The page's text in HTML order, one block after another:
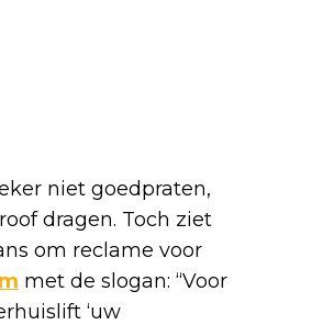
niet goedpraten,
dragen. Toch ziet
om reclame voor
met de slogan: “Voor
‘uw